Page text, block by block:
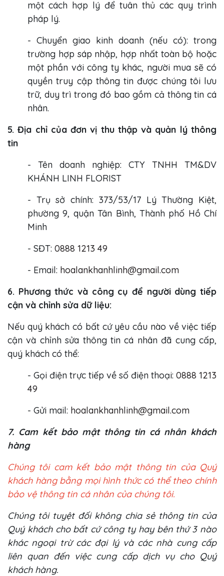
một cách hợp lý để tuân thủ các quy trình
pháp lý.
- Chuyển giao kinh doanh (nếu có): trong
trường hợp sáp nhập, hợp nhất toàn bộ hoặc
một phần với công ty khác, người mua sẽ có
quyền truy cập thông tin được chúng tôi lưu
trữ, duy trì trong đó bao gồm cả thông tin cá
nhân.
5. Địa chỉ của đơn vị thu thập và quản lý thông
tin
- Tên doanh nghiệp: CTY TNHH TM&DV
KHÁNH LINH FLORIST
- Trụ sở chính: 373/53/17 Lý Thường Kiệt,
phường 9, quận Tân Bình, Thành phố Hồ Chí
Minh
- SĐT: 0888 1213 49
- Email: hoalankhanhlinh@gmail.com
6. Phương thức và công cụ để người dùng tiếp
cận và chỉnh sửa dữ liệu:
Nếu quý khách có bất cứ yêu cầu nào về việc tiếp
cận và chỉnh sửa thông tin cá nhân đã cung cấp,
quý khách có thể:
- Gọi điện trực tiếp về số điện thoại: 0888 1213
49
- Gửi mail: hoalankhanhlinh@gmail.com
7. Cam kết bảo mật thông tin cá nhân khách
hàng
Chúng tôi cam kết bảo mật thông tin của Quý
khách hàng bằng mọi hình thức có thể theo chính
bảo vệ thông tin cá nhân của chúng tôi.
Chúng tôi tuyệt đối không chia sẻ thông tin của
Quý khách cho bất cứ công ty hay bên thứ 3 nào
khác ngoại trừ các đại lý và các nhà cung cấp
liên quan đến việc cung cấp dịch vụ cho Quý
khách hàng.